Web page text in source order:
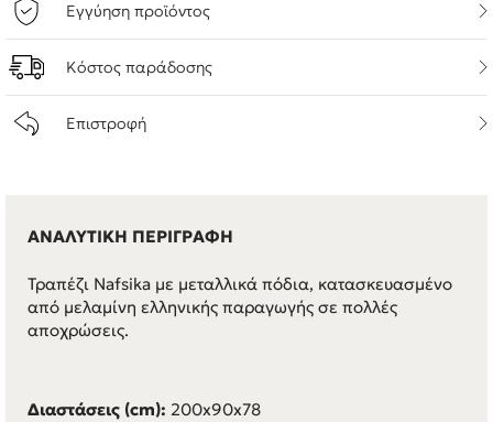
Εγγύηση προϊόντος
Κόστος παράδοσης
Επιστροφή
ΑΝΑΛΥΤΙΚΗ ΠΕΡΙΓΡΑΦΗ
Τραπέζι Nafsika με μεταλλικά πόδια, κατασκευασμένο
από μελαμίνη ελληνικής παραγωγής σε πολλές
αποχρώσεις.
Διαστάσεις (cm): 200x90x78